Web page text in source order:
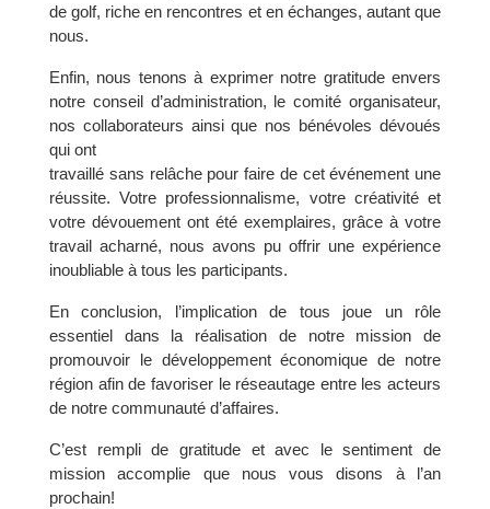
de golf, riche en rencontres et en échanges, autant que
nous.
Enfin, nous tenons à exprimer notre gratitude envers
notre conseil d’administration, le comité organisateur,
nos collaborateurs ainsi que nos bénévoles dévoués
qui ont
travaillé sans relâche pour faire de cet événement une
réussite. Votre professionnalisme, votre créativité et
votre dévouement ont été exemplaires, grâce à votre
travail acharné, nous avons pu offrir une expérience
inoubliable à tous les participants.
En conclusion, l’implication de tous joue un rôle
essentiel dans la réalisation de notre mission de
promouvoir le développement économique de notre
région afin de favoriser le réseautage entre les acteurs
de notre communauté d’affaires.
C’est rempli de gratitude et avec le sentiment de
mission accomplie que nous vous disons à l’an
prochain!